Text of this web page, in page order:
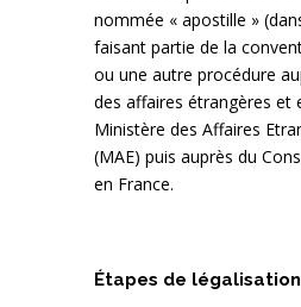
nommée « apostille »
faisant partie de la
ou une autre procédure
des affaires étrangères et
Ministère des Affaires
(MAE) puis auprès du
en France.
Étapes de